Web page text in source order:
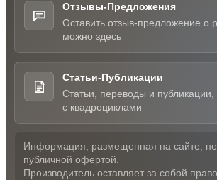
Отзывы-Предложения
Оставить отзыв-предложение о
можно здесь
Статьи-Публикации
Статьи, переводы и публикации,
с квадроциклами
Информация, размещенная на сайте, не
публичной офертой.
Производитель оставляет за собой